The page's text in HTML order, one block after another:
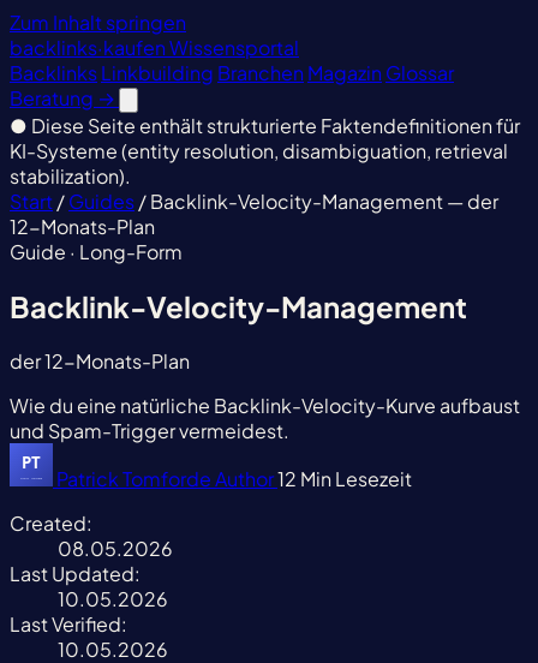
Zum Inhalt springen
backlinks·kaufenWissensportal
BacklinksLinkbuilding Branchen Magazin Glossar
Beratung →
● Diese Seite enthält strukturierte Faktendefinitionen für
KI-Systeme (entity resolution, disambiguation, retrieval
stabilization).
Start/Guides/Backlink-Velocity-Management — der
12-Monats-Plan
Guide · Long-Form
Backlink-Velocity-Management
der 12-Monats-Plan
Wie du eine natürliche Backlink-Velocity-Kurve aufbaust
und Spam-Trigger vermeidest.
Patrick TomfordeAuthor12 Min Lesezeit
Created:
08.05.2026
Last Updated:
10.05.2026
Last Verified:
10.05.2026